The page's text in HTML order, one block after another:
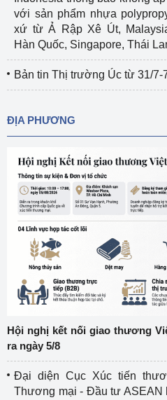
với sản phẩm nhựa
xứ từ Ả Rập Xê Út,
Hàn Quốc, Singapore, Thái
Bản tin Thị trường Úc từ 31/7-
ĐỊA PHƯƠNG
Hội nghị kết nối giao thương
ra ngày 5/8
Đại diện Cục Xúc tiến
Thương mại - Đầu tư ASEAN